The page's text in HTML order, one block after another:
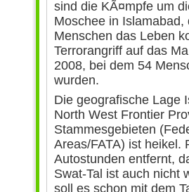
sind die KÃ¤mpfe um
Moschee in
Menschen das Leben
Terrorangriff auf das
2008, bei dem 54
wurden.
Die geografische Lage
North West Frontier
Stammesgebieten
Areas/FATA) ist heikel.
Autostunden entfernt,
Swat-Tal ist auch nicht
soll es schon mit dem